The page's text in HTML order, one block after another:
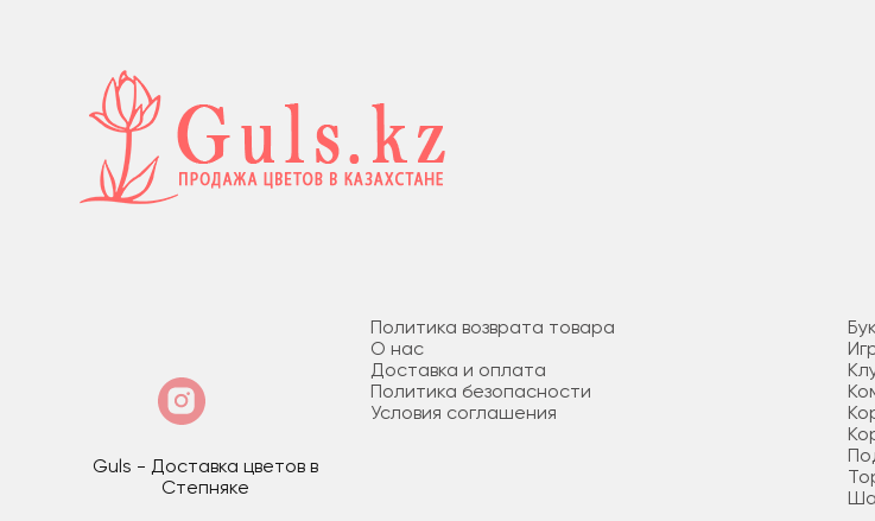
Guls - Доставка цветов в
Степняке
Политика возврата товара
О нас
Доставка и оплата
Политика безопасности
Условия соглашения